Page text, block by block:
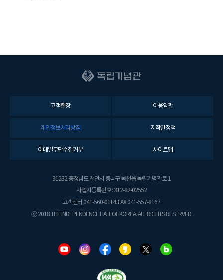
고객헌장 이용약관
개인정보처리방침 저작권정책
이메일무단수집거부 사이트맵
31232 충청남도 천안시 동남구 목천읍 독립기념관로 1
사업자등록번호 : 312-82-02552
고객센터 041-560-0114. FAX 041-557-8167.
ⓒ 2018 THE INDEPENDENCE HALL OF KOREA. ALL RIGHTS RESERVED.